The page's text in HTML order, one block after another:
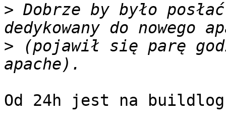
> Dobrze by było
> (pojawił się parę
Od 24h jest na